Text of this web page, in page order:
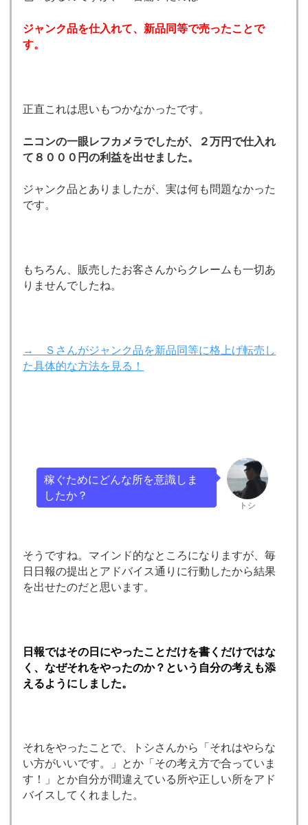
ジャンク品を仕入れて、新品同等で売ったことで
す。
正直これは思いもつかなかったです。
ニコンの一眼レフカメラでしたが、２万円で仕入れ
て８０００円の利益を出せました。
ジャンク品とありましたが、実は何も問題なかった
です。
もちろん、販売したお客さんからクレームも一切あ
りませんでしたね。
→ Ｓさんがジャンク品を新品同等に格上げ転売し
た具体的な方法を見る！
トシ
稼ぐためにどんな所を意識しま
したか？
そうですね。マインド的なところになりますが、毎
日日報の提出とアドバイス通りに行動したから結果
を出せたのだと思います。
日報ではその日にやったことだけを書くだけではな
く、なぜそれをやったのか？という自分の考えも添
えるようにしました。
それをやったことで、トシさんから「それはやらな
い方がいいです。」とか「その考え方で合っていま
す！」とか自分が間違えている所や正しい所をアド
バイスしてくれました。